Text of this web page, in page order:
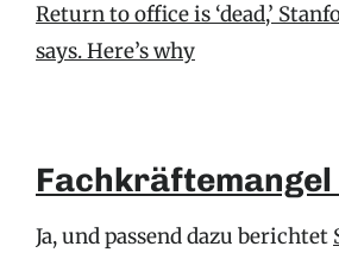
Return to office is ‘dead,’
says. Here’s why
Ja, und passend dazu berichtet